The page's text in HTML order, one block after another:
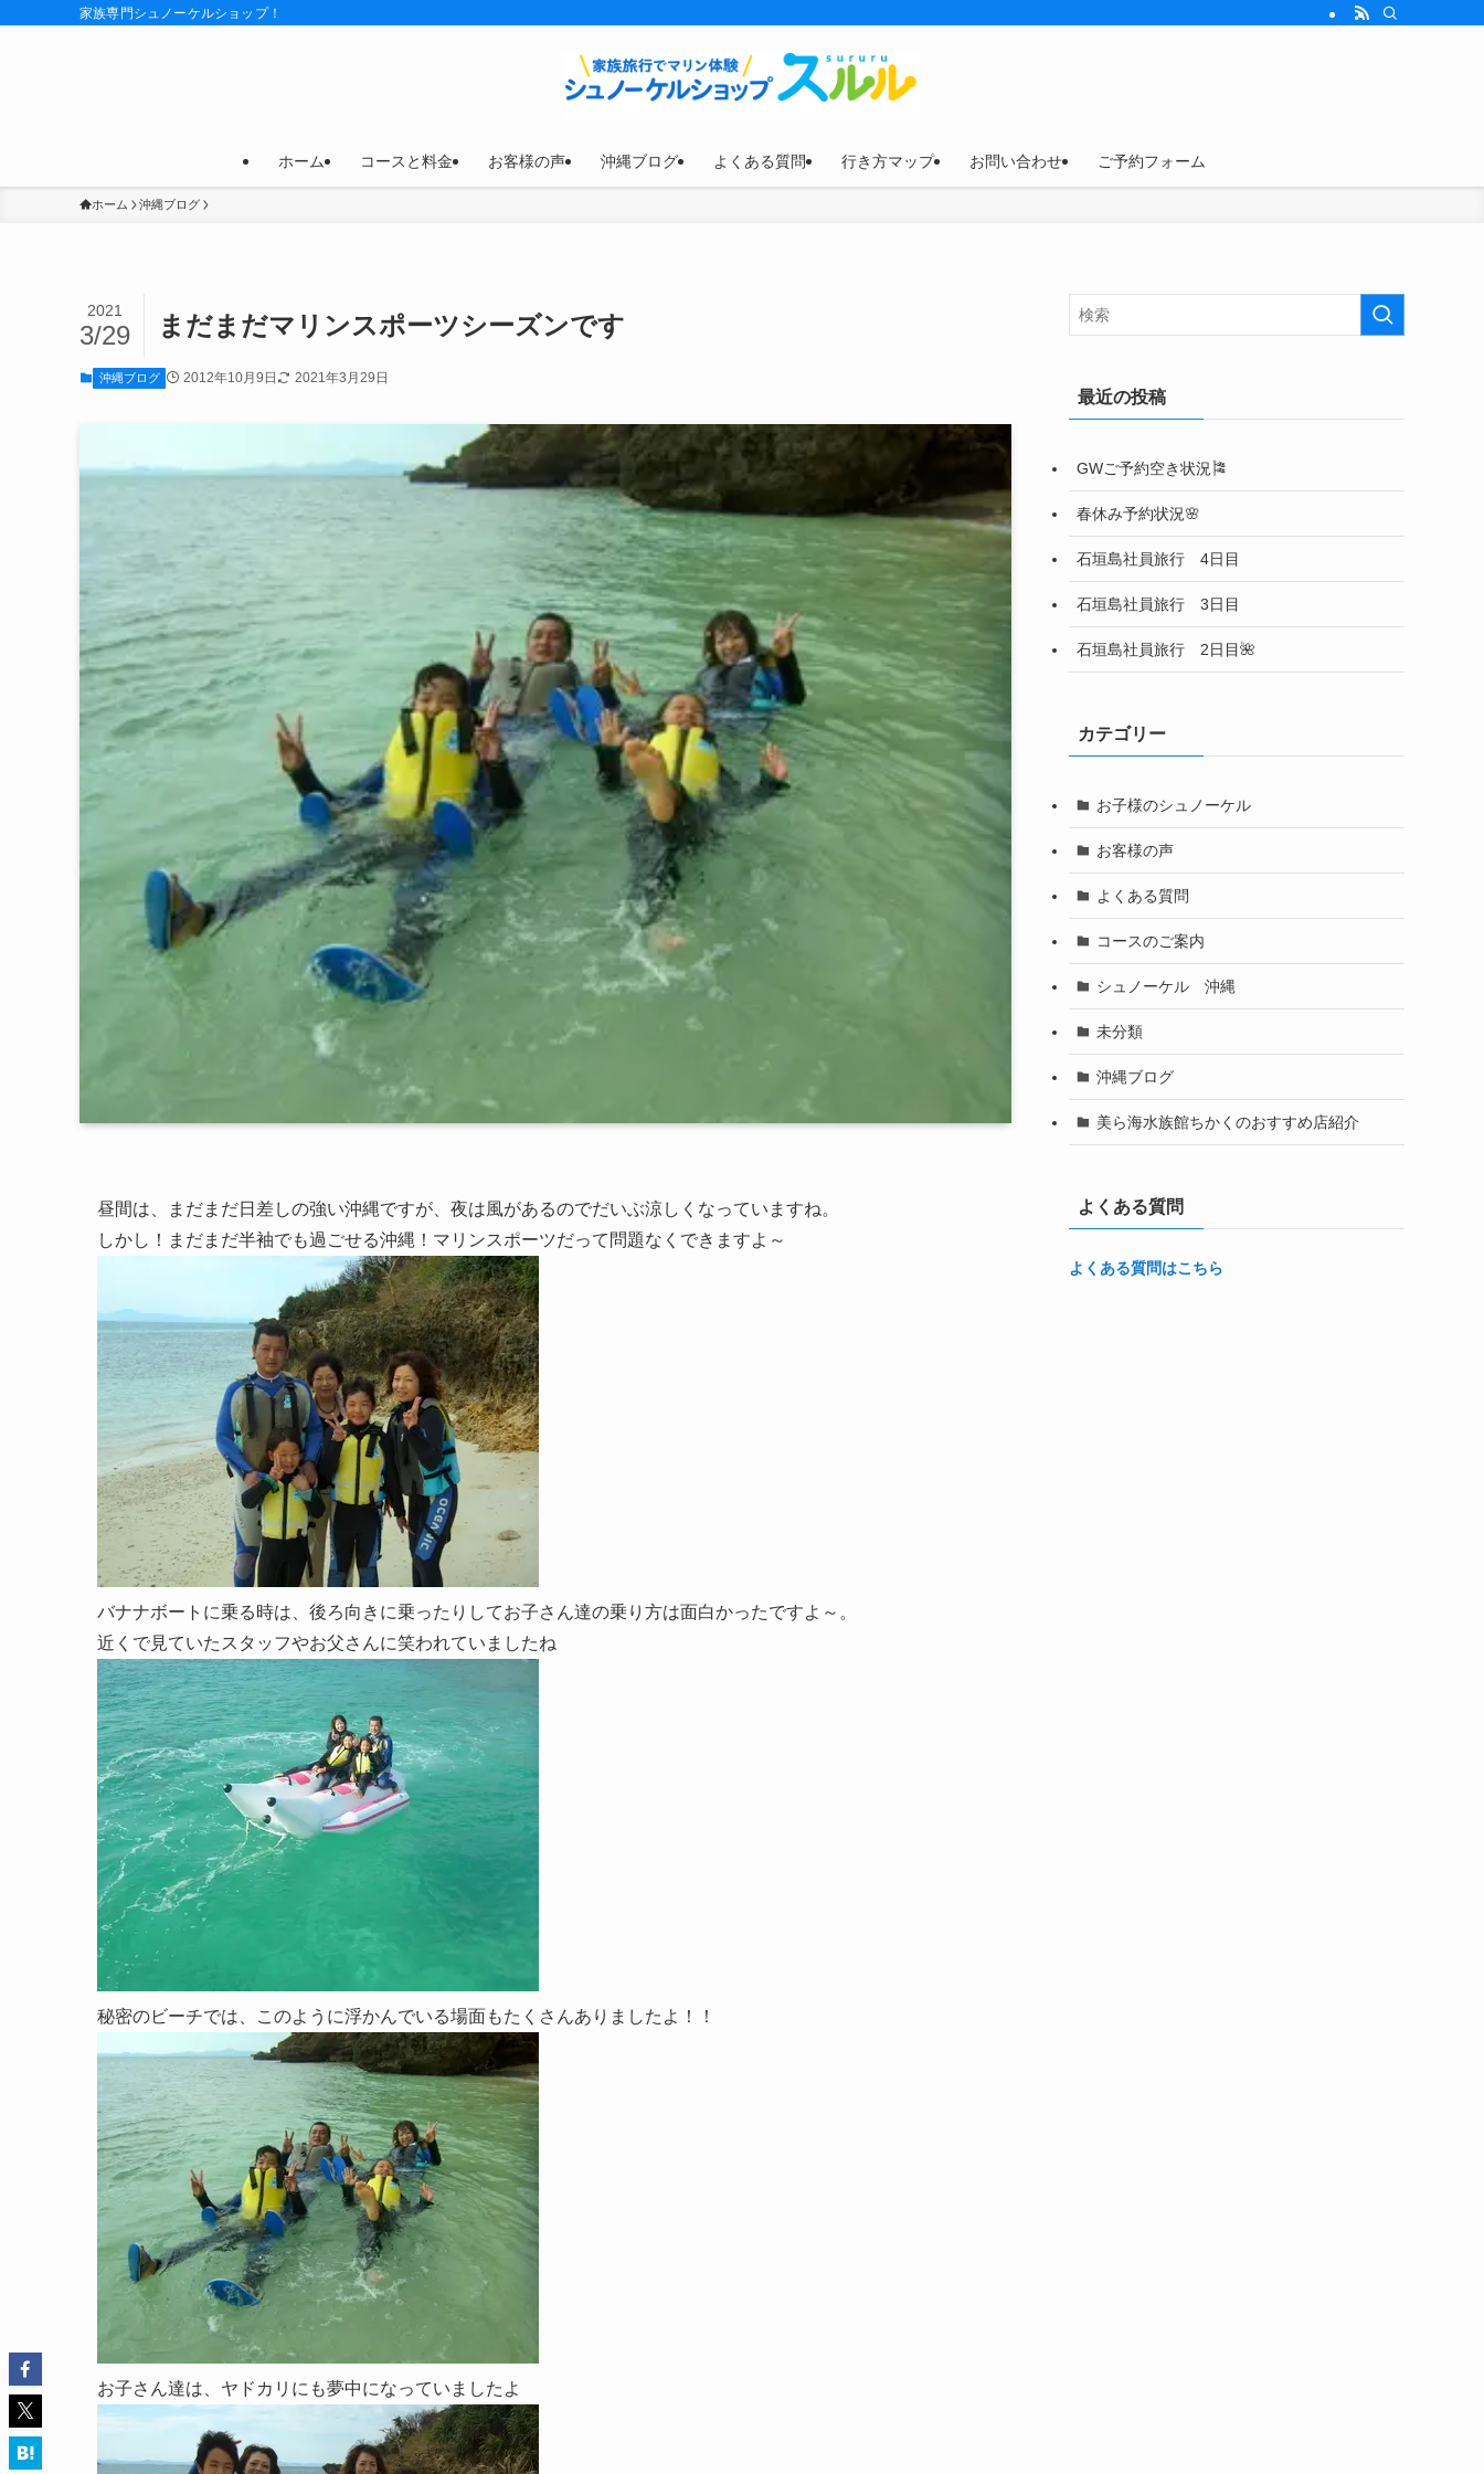
家族専門シュノーケルショップ！
ホーム コースと料金 お客様の声 沖縄ブログ よくある質問 行き方マップ お問い合わせ ご予約フォーム
ホーム 沖縄ブログ
まだまだマリンスポーツシーズンです
2021
3/29
沖縄ブログ 2012年10月9日 2021年3月29日
昼間は、まだまだ日差しの強い沖縄ですが、夜は風があるのでだいぶ涼しくなっていますね。
しかし！まだまだ半袖でも過ごせる沖縄！マリンスポーツだって問題なくできますよ～
バナナボートに乗る時は、後ろ向きに乗ったりしてお子さん達の乗り方は面白かったですよ～。
近くで見ていたスタッフやお父さんに笑われていましたね
秘密のビーチでは、このように浮かんでいる場面もたくさんありましたよ！！
お子さん達は、ヤドカリにも夢中になっていましたよ
最近の投稿
GWご予約空き状況🎏
春休み予約状況🌸
石垣島社員旅行 4日目
石垣島社員旅行 3日目
石垣島社員旅行 2日目🌺
カテゴリー
お子様のシュノーケル
お客様の声
よくある質問
コースのご案内
シュノーケル 沖縄
未分類
沖縄ブログ
美ら海水族館ちかくのおすすめ店紹介
よくある質問
よくある質問はこちら